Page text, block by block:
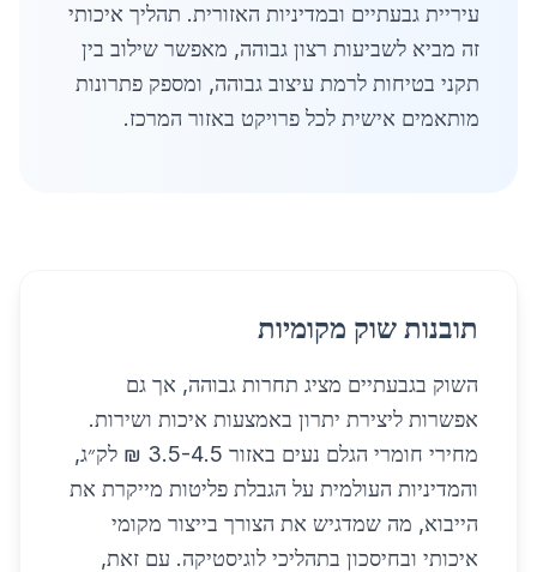
עיריית גבעתיים ובמדיניות האזורית. תהליך איכותי
זה מביא לשביעות רצון גבוהה, מאפשר שילוב בין
תקני בטיחות לרמת עיצוב גבוהה, ומספק פתרונות
מותאמים אישית לכל פרויקט באזור המרכז.
תובנות שוק מקומיות
השוק בגבעתיים מציג תחרות גבוהה, אך גם
אפשרות ליצירת יתרון באמצעות איכות ושירות.
מחירי חומרי הגלם נעים באזור 3.5-4.5 ₪ לק״ג,
והמדיניות העולמית על הגבלת פליטות מייקרת את
הייבוא, מה שמדגיש את הצורך בייצור מקומי
איכותי ובחיסכון בתהליכי לוגיסטיקה. עם זאת,